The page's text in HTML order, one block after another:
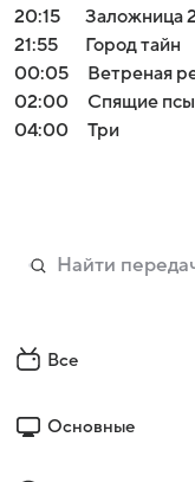
20:15
Заложница 2
21:55
Город тайн
00:05
Ветреная
02:00
Спящие псы
04:00
Три
Все
Основные